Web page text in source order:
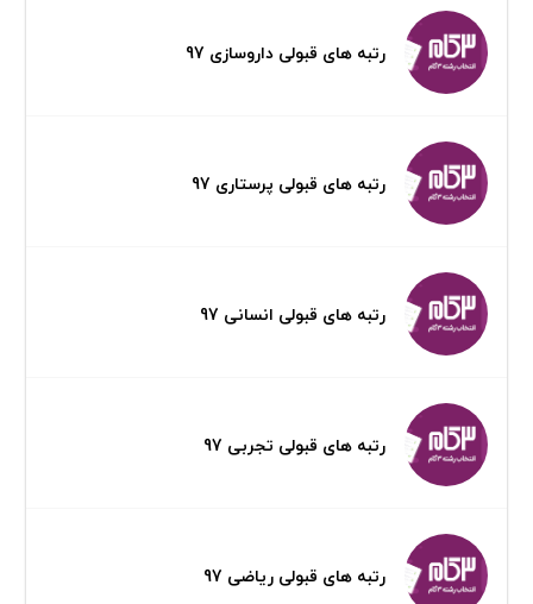
رتبه های قبولی داروسازی 97
رتبه های قبولی پرستاری 97
رتبه های قبولی انسانی 97
رتبه های قبولی تجربی 97
رتبه های قبولی ریاضی 97